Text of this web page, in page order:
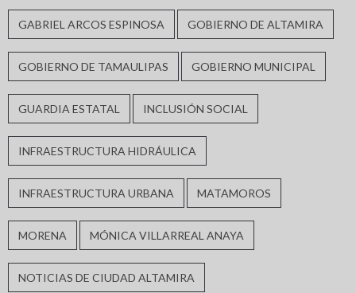
GABRIEL ARCOS ESPINOSA GOBIERNO DE ALTAMIRA
GOBIERNO DE TAMAULIPAS GOBIERNO MUNICIPAL
GUARDIA ESTATAL INCLUSIÓN SOCIAL
INFRAESTRUCTURA HIDRÁULICA
INFRAESTRUCTURA URBANA MATAMOROS
MORENA MÓNICA VILLARREAL ANAYA
NOTICIAS DE CIUDAD ALTAMIRA